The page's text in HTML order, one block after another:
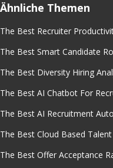
Ähnliche Themen
The Best Recruiter
The Best Smart Candidate
The Best Diversity Hiring
The Best AI Chatbot For
The Best AI Recruitment
The Best Cloud Based
The Best Offer Acceptance